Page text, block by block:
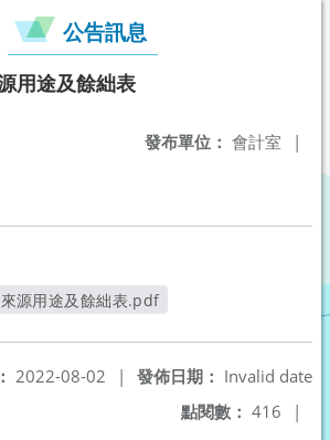
公告訊息
用途及餘絀表
發布單位： 會計室 |
源用途及餘絀表.pdf
發佈日期： Invalid date
2022-08-02
|
點閱數： 416 |